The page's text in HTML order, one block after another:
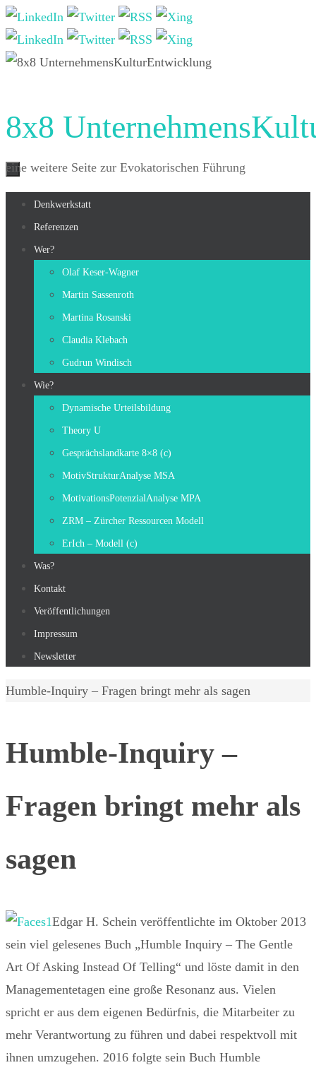
Zum
Inhalt
springen
8x8
eine weitere Seite zur Evokatorischen Führung
Zum
Inhalt
springen
Denkwerkstatt
Referenzen
Wer?
Olaf Keser-Wagner
Martin Sassenroth
Martina Rosanski
Claudia Klebach
Gudrun Windisch
Wie?
Dynamische Urteilsbildung
Theory U
Gesprächslandkarte 8×8 (c)
MotivStrukturAnalyse MSA
MotivationsPotenzialAnalyse MPA
ZRM – Zürcher Ressourcen Modell
ErIch – Modell (c)
Was?
Kontakt
Veröffentlichungen
Impressum
Newsletter
Start
Humble-Inquiry – Fragen bringt mehr als sagen
Humble-Inquiry –
Fragen bringt mehr als
sagen
Edgar H. Schein veröffentlichte im Oktober 2013
sein viel gelesenes Buch „Humble Inquiry – The Gentle
Art Of Asking Instead Of Telling“ und löste damit in den
Managementetagen eine große Resonanz aus. Vielen
spricht er aus dem eigenen Bedürfnis, die Mitarbeiter zu
mehr Verantwortung zu führen und dabei respektvoll mit
ihnen umzugehen. 2016 folgte sein Buch Humble